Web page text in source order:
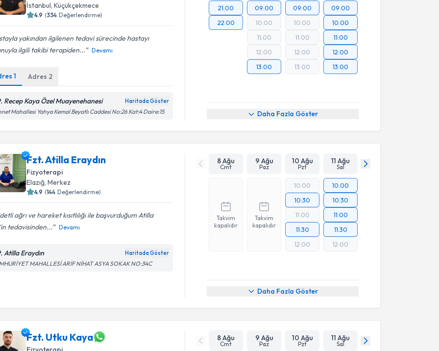
İstanbul, Küçükçekmece
4.9 (334 Değerlendirme)
yakından ilgilenen tedavi sürecinde hastayı
ilgili takibi terapiden...
Devamı
1 Adres 2
Recep Kaya Özel Muayenehanesi Haritada Göster
Mahallesi Yahya Kemal Beyatlı Caddesi No:26 Kat:4 Daire:15
21:00
22:00
09:00
10:00
11:00
12:00
13:00
09:00
10:00
11:00
12:00
13:00
09:00
10:00
11:00
12:00
13:00
Daha Fazla Göster
Fzt. Atilla Eraydın
Fizyoterapi
Elazığ , Merkez
4.9 (144 Değerlendirme)
ağrı ve hareket kısıtlılığı ile başvurduğum Atilla
tedavisinden...
Devamı
Atilla Eraydın Haritada Göster
MAHALLESİ ARİF NİHAT ASYA SOKAK NO:34C
8 Ağu
Cmt
9 Ağu
Paz
10 Ağu
Pzt
11 Ağu
Sal
Takvim
kapalıdır
Takvim
kapalıdır
10:00
10:30
11:00
11:30
12:00
10:00
10:30
11:00
11:30
12:00
Daha Fazla Göster
Fzt. Utku Kaya 8 Ağu
Cmt
9 Ağu
Paz
10 Ağu
Pzt
11 Ağu
Sal